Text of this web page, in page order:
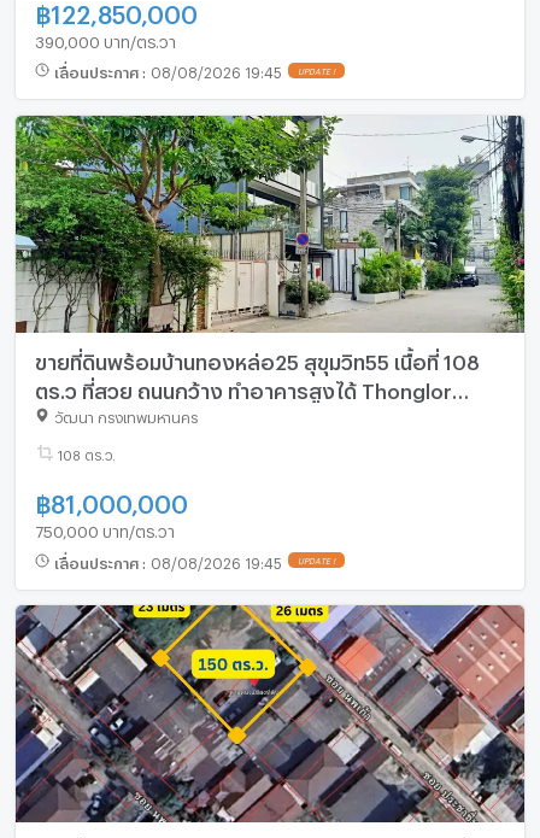
฿122,850,000
390,000 บาท/ตร.วา
เลื่อนประกาศ : 08/08/2026 19:45 UPDATE !
ขายที่ดินพร้อมบ้านทองหล่อ25 สุขุมวิท55 เนื้อที่ 108
ตร.ว ที่สวย ถนนกว้าง ทำอาคารสูงได้ Thonglor
sukhumvit 55 land sale 087-9074045
วัฒนา กรุงเทพมหานคร
108 ตร.ว.
฿81,000,000
750,000 บาท/ตร.วา
เลื่อนประกาศ : 08/08/2026 19:45 UPDATE !